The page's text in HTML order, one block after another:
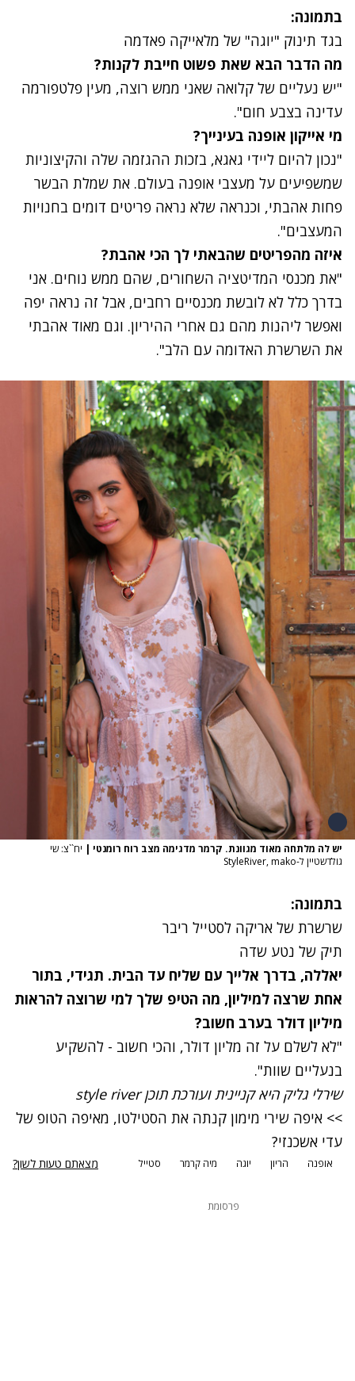
בתמונה:
בגד תינוק "יוגה" של מלאייקה פאדמה
מה הדבר הבא שאת פשוט חייבת לקנות?
"יש נעליים של קלואה שאני ממש רוצה, מעין פלטפורמה
עדינה בצבע חום".
מי אייקון אופנה בעינייך?
"נכון להיום ליידי גאגא, בזכות ההגזמה שלה והקיצוניות
שמשפיעים על מעצבי אופנה בעולם. את שמלת הבשר
פחות אהבתי, וכנראה שלא נראה פריטים דומים בחנויות
המעצבים".
איזה מהפריטים שהבאתי לך הכי אהבת?
"את מכנסי המדיטציה השחורים, שהם ממש נוחים. אני
בדרך כלל לא לובשת מכנסיים רחבים, אבל זה נראה יפה
ואפשר ליהנות מהם גם אחרי ההיריון. וגם מאוד אהבתי
את השרשרת האדומה עם הלב".
יש לה מלתחה מאוד מגוונת. קרמר מדגימה מצב רוח רומנטי | יח``צ: שי
גולדשטיין ל-StyleRiver, mako
בתמונה:
שרשרת של אריקה לסטייל ריבר
תיק של נטע שדה
יאללה, בדרך אלייך עם שליח עד הבית. תגידי, בתור
אחת שרצה למיליון, מה הטיפ שלך למי שרוצה להראות
מיליון דולר בערב חשוב?
"לא לשלם על זה מליון דולר, והכי חשוב - להשקיע
בנעליים שוות".
שירלי גליק היא קניינית ועורכת תוכןstyle river
>> איפה שירי מימון קנתה את הסטילטו, מאיפה הטופ של
עדי אשכנזי?
אופנה הריון יוגה מיה קרמר סטייל מצאתם טעות לשון?
פרסומת